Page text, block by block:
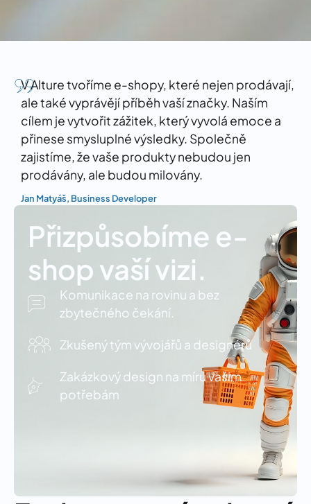
V Alture tvoříme e-shopy, které nejen prodávají,
ale také vyprávějí příběh vaší značky. Naším
cílem je vytvořit zážitek, který vyvolá emoce a
přinese smysluplné výsledky. Společně
zajistíme, že vaše produkty nebudou jen
prodávány, ale budou milovány.
Jan Matyáš, Business Developer
Přizpůsobíme e-
shop vaší vizi.
Komunikace na rovinu a bez
zbytečného čekání.
Zkušený tým vývojářů a designérů
Zakázkový design na míru vašim
potřebám